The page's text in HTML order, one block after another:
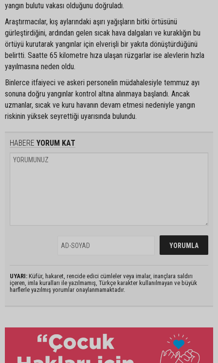
yangın bulutu vakası olduğunu doğruladı.
Araştırmacılar, kış aylarındaki aşırı yağışların bitki örtüsünü
gürleştirdiğini, ardından gelen sıcak hava dalgaları ve kuraklığın bu
örtüyü kurutarak yangınlar için elverişli bir yakıta dönüştürdüğünü
belirtti. Saatte 65 kilometre hıza ulaşan rüzgarlar ise alevlerin hızla
yayılmasına neden oldu.
Binlerce itfaiyeci ve askeri personelin müdahalesiyle temmuz ayı
sonuna doğru yangınlar kontrol altına alınmaya başlandı. Ancak
uzmanlar, sıcak ve kuru havanın devam etmesi nedeniyle yangın
riskinin yüksek seyrettiği uyarısında bulundu.
HABERE YORUM KAT
UYARI: Küfür, hakaret, rencide edici cümleler veya imalar, inançlara saldırı
içeren, imla kuralları ile yazılmamış, Türkçe karakter kullanılmayan ve büyük
harflerle yazılmış yorumlar onaylanmamaktadır.